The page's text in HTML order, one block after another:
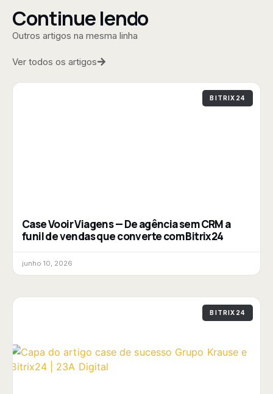
Continue lendo
Outros artigos na mesma linha
Ver todos os artigos
BITRIX24
Case Vooir Viagens — De agência sem CRM a
funil de vendas que converte com Bitrix24
junho 10, 2026
BITRIX24